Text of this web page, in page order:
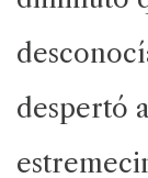
despertó